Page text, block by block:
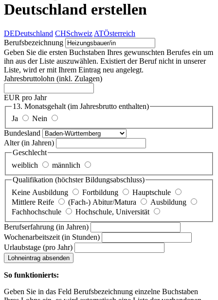
Deutschland erstellen
DEDeutschland CHSchweiz ATÖsterreich
Berufsbezeichnung
Geben Sie die ersten Buchstaben Ihres gewunschten Berufes ein um
ihn aus der Liste auszuwählen. Existiert der Beruf nicht in unserer
Liste, wird er mit Ihrem Eintrag neu angelegt.
Jahresbruttolohn (inkl. Zulagen)
EUR pro Jahr
13. Monatsgehalt (im Jahresbrutto enthalten)
Ja
Nein
Bundesland
Alter(in Jahren)
Geschlecht
weiblich
männlich
Qualifikation (höchster Bildungsabschluss)
Keine Ausbildung
Fortbildung
Hauptschule
Mittlere Reife
(Fach-) Abitur/Matura
Ausbildung
Fachhochschule
Hochschule, Universität
Berufserfahrung (in Jahren)
Wochenarbeitszeit (in Stunden)
Urlaubstage (pro Jahr)
Lohneintrag absenden
So funktionierts:
Geben Sie in das Feld Berufsbezeichnung einzelne Buchstaben